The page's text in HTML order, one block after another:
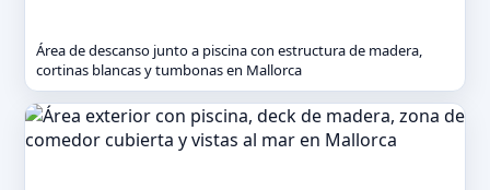
Área de descanso junto a piscina con estructura de madera,
cortinas blancas y tumbonas en Mallorca